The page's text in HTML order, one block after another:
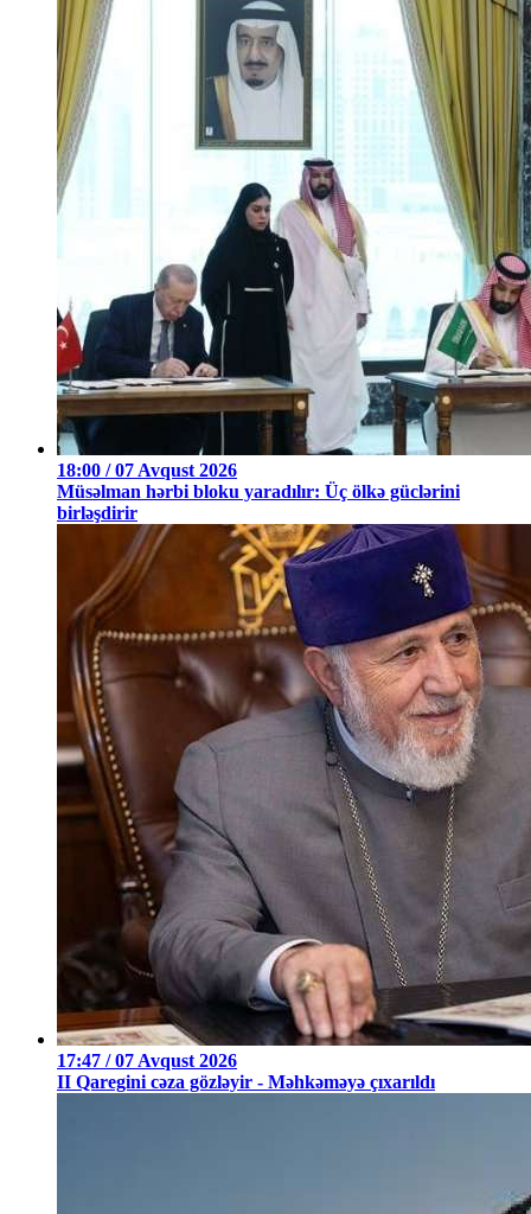
18:00 / 07 Avqust 2026
Müsəlman hərbi bloku yaradılır: Üç ölkə güclərini
birləşdirir
17:47 / 07 Avqust 2026
II Qaregini cəza gözləyir - Məhkəməyə çıxarıldı